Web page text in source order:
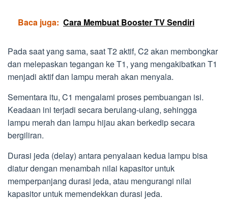
Baca juga: Cara Membuat Booster TV Sendiri
Pada saat yang sama, saat T2 aktif, C2 akan membongkar
dan melepaskan tegangan ke T1, yang mengakibatkan T1
menjadi aktif dan lampu merah akan menyala.
Sementara itu, C1 mengalami proses pembuangan isi.
Keadaan ini terjadi secara berulang-ulang, sehingga
lampu merah dan lampu hijau akan berkedip secara
bergiliran.
Durasi jeda (delay) antara penyalaan kedua lampu bisa
diatur dengan menambah nilai kapasitor untuk
memperpanjang durasi jeda, atau mengurangi nilai
kapasitor untuk memendekkan durasi jeda.